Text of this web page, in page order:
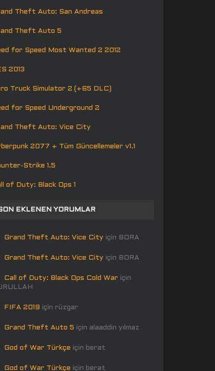
Theft Auto: San Andreas
Theft Auto 5
for Speed Most Wanted 2 2012
2013
Truck Simulator 2 (+65 DLC)
for Speed Underground 2
Theft Auto: Vice City
2077 + Tüm Güncellemeler v1.1
Strike 1.5
of Duty: Black Ops 1
EKLENEN YORUMLAR
Grand Theft Auto: Vice City için BORA
Grand Theft Auto: Vice City için BORA
Call of Duty: Black Ops Cold War için
FIFA 2019 için rüzgar
Grand Theft Auto 5 için alaaddin yılmaz
God of War Türkçe için berat
God of War Türkçe için berat